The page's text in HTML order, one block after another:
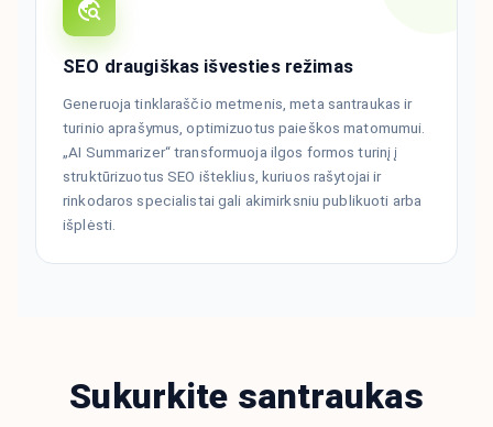
SEO draugiškas išvesties režimas
Generuoja tinklaraščio metmenis, meta santraukas ir
turinio aprašymus, optimizuotus paieškos matomumui.
„AI Summarizer“ transformuoja ilgos formos turinį į
struktūrizuotus SEO išteklius, kuriuos rašytojai ir
rinkodaros specialistai gali akimirksniu publikuoti arba
išplėsti.
Sukurkite santraukas